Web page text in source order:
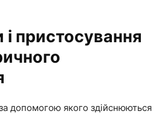
і пристосування
допомогою якого здійснюються